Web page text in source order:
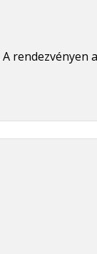
rendezvényen